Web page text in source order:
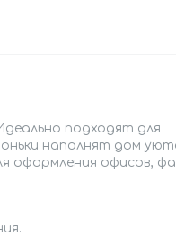
подходят для
наполнят дом
оформления офисов,